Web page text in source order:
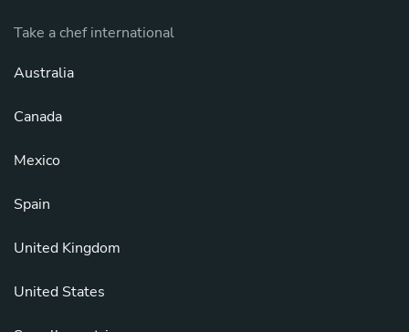
Take a chef international
Australia
Canada
Mexico
Spain
United Kingdom
United States